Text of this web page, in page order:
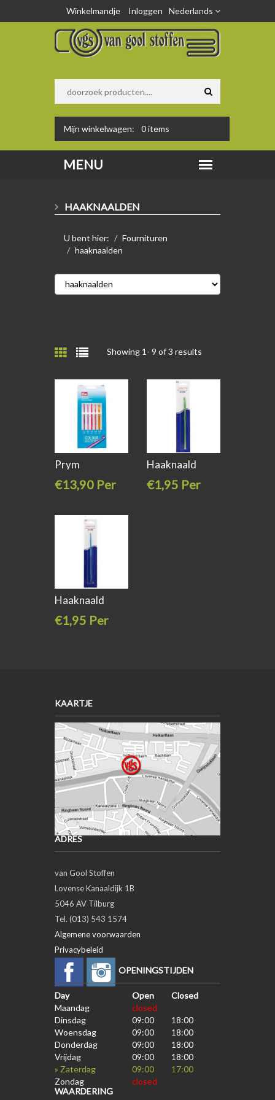
Nederlands
Winkelmandje Inloggen
Mijn winkelwagen: 0items
HAAKNAALDEN
U bent hier:
Fournituren
haaknaalden
Showing 1- 9 of 3 results
Prym
set
€13,90 Per
Haaknaald
€1,95 Per
Haaknaald
€1,95 Per
KAARTJE
ADRES
van Gool Stoffen
Lovense Kanaaldijk 1B
5046 AV Tilburg
Tel. (013) 543 1574
Algemene voorwaarden
Privacybeleid
OPENINGSTIJDEN
Day Open
Closed
Maandag
closed
Dinsdag
09:00
18:00
Woensdag
09:00
18:00
Donderdag
09:00
18:00
Vrijdag
09:00
18:00
» Zaterdag
09:00
17:00
Zondag
closed
WAARDERING